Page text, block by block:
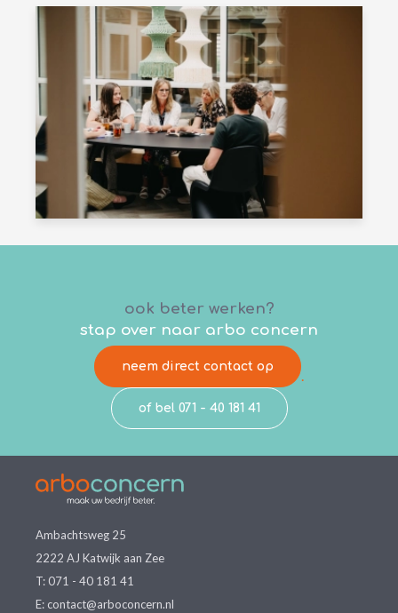
ook beter werken?
stap over naar arbo concern
neem direct contact op
.
of bel 071 - 40 181 41
Ambachtsweg 25
2222 AJ Katwijk aan Zee
T: 071 - 40 181 41
E: contact@arboconcern.nl